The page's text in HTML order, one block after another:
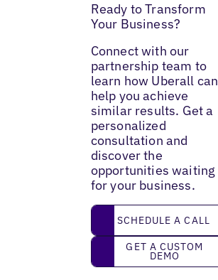
Ready to Transform
Your Business?
Connect with our
partnership team to
learn how Uberall can
help you achieve
similar results. Get a
personalized
consultation and
discover the
opportunities waiting
for your business.
Schedule a call
SCHEDULE A CALL
Get a custom demo
GET A CUSTOM
DEMO